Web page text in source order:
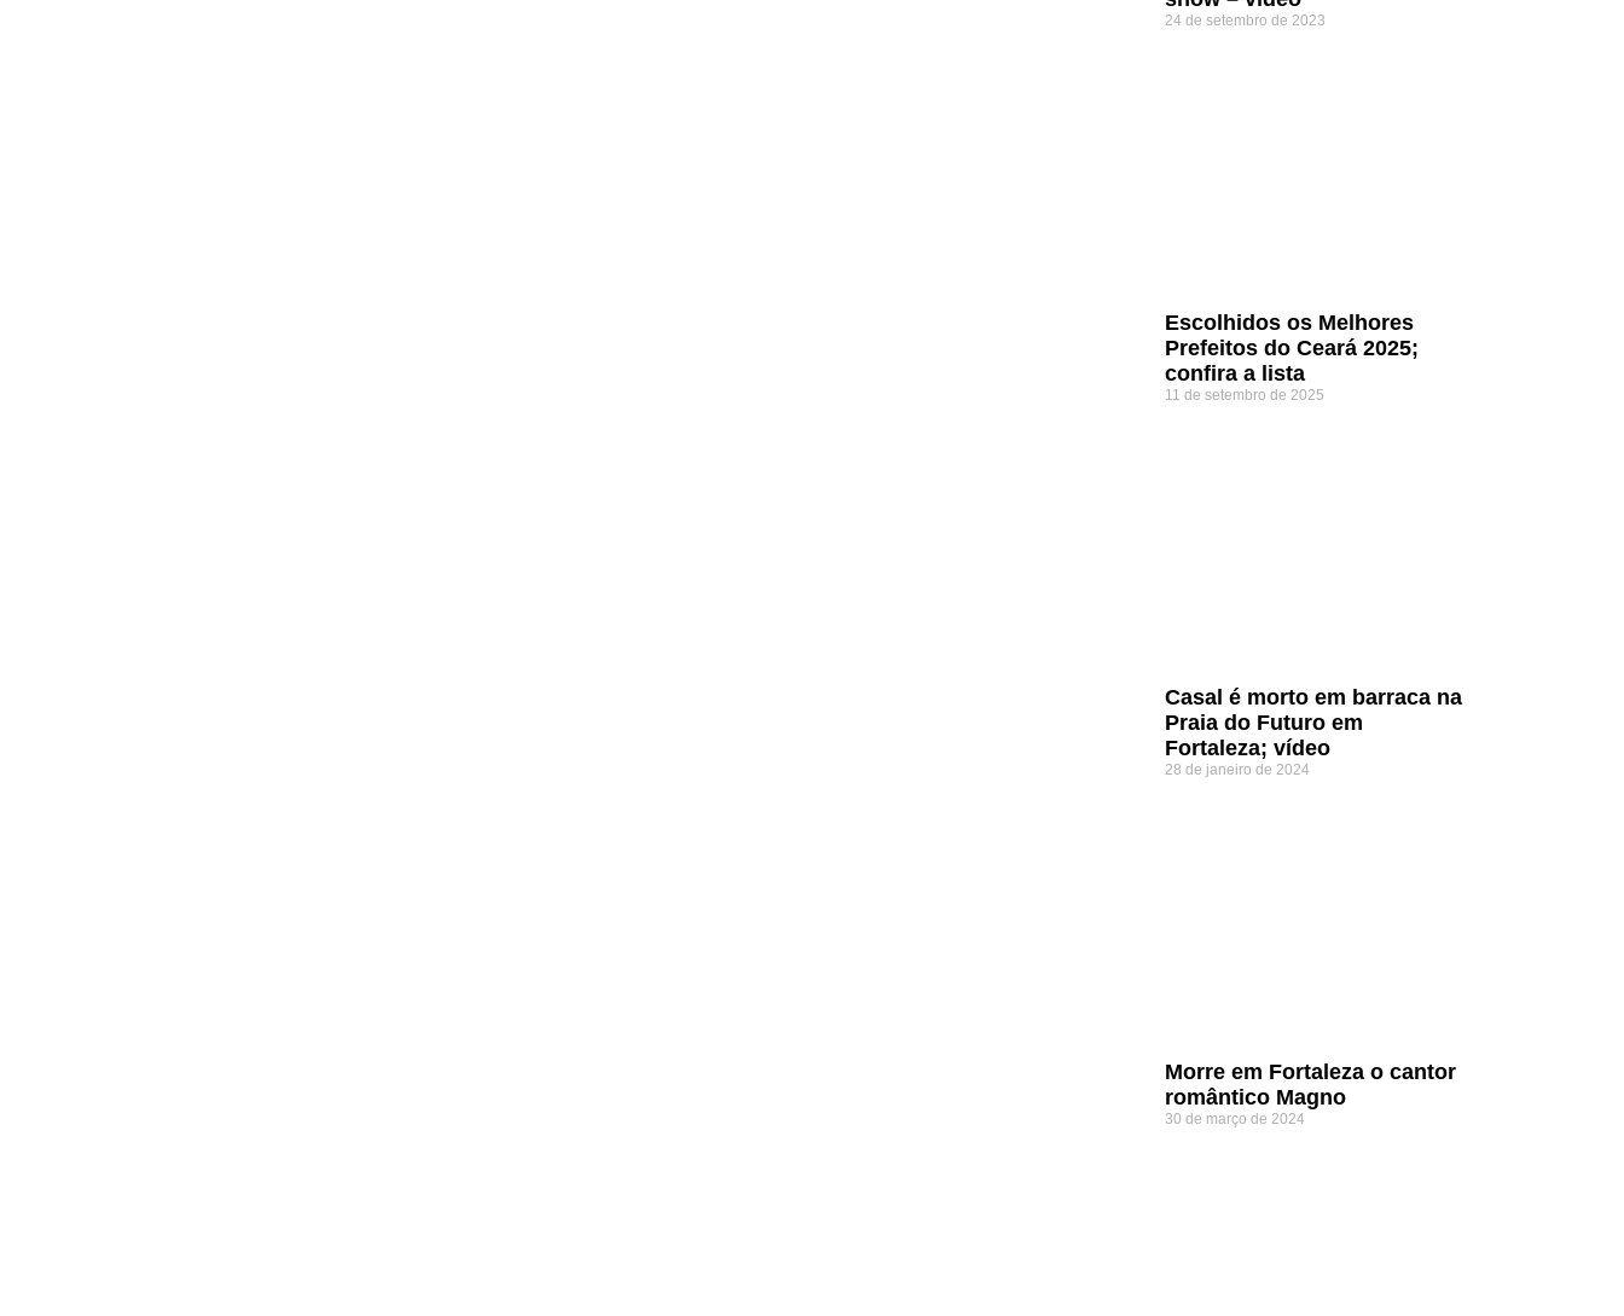
24 de setembro de 2023
Escolhidos os Melhores
Prefeitos do Ceará 2025;
confira a lista
11 de setembro de 2025
Casal é morto em barraca na
Praia do Futuro em
Fortaleza; vídeo
28 de janeiro de 2024
Morre em Fortaleza o cantor
romântico Magno
30 de março de 2024